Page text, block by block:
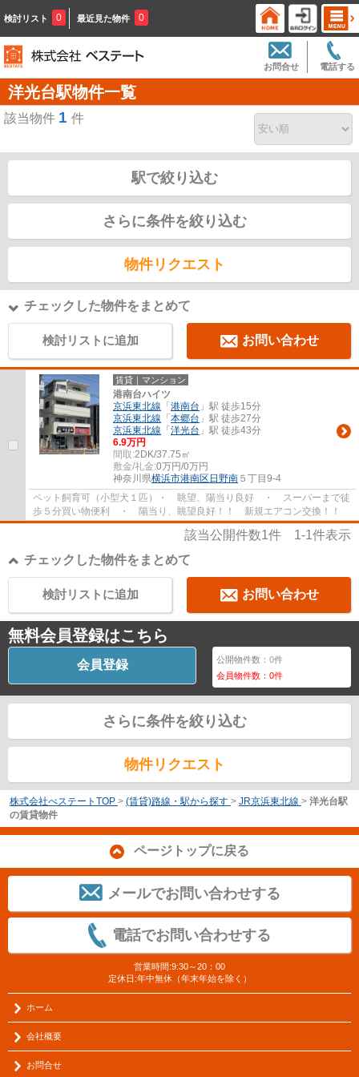
検討リスト 0 最近見た物件 0
電話する
お問合せ
洋光台駅物件一覧
該当物件 1 件
駅で絞り込む
さらに条件を絞り込む
物件リクエスト
チェックした物件をまとめて
検討リストに追加 お問い合わせ
賃貸｜マンション
港南台ハイツ
京浜東北線 「 港南台 」駅 徒歩15分
京浜東北線 「 本郷台 」駅 徒歩27分
京浜東北線 「 洋光台 」駅 徒歩43分
6.9万円
間取:2DK/37.75㎡
敷金/礼金:0万円/0万円
神奈川県横浜市港南区 日野南 ５丁目9‐4
ペット飼育可（小型犬１匹）・ 眺望、陽当り良好 ・ スーパーまで徒
歩５分買い物便利 ・ 陽当り、眺望良好！！ 新規エアコン交換！！
該当公開件数1件 1-1件表示
チェックした物件をまとめて
お問い合わせ
検討リストに追加
無料会員登録はこちら
会員登録 公開物件数：0件
会員物件数：0件
さらに条件を絞り込む
物件リクエスト
株式会社べステートTOP > (賃貸)路線・駅から探す > JR京浜東北線 > 洋光台駅
の賃貸物件
ページトップに戻る
メールでお問い合わせする
電話でお問い合わせする
営業時間:9:30～20：00
定休日:年中無休（年末年始を除く）
ホーム
会社概要
お問合せ